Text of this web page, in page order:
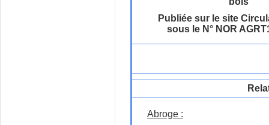
Publiée sur le site
sous le N° NOR
Abroge :